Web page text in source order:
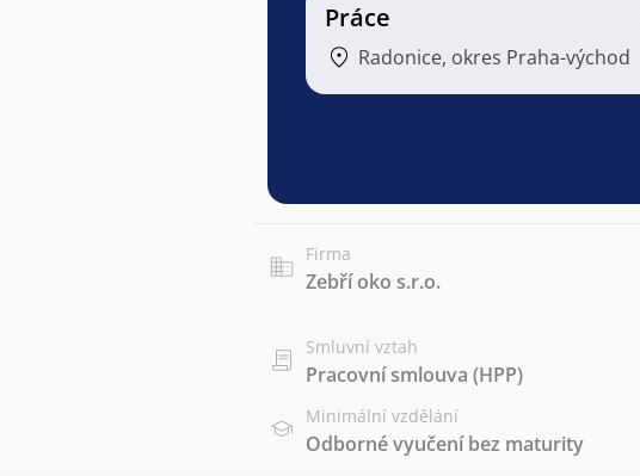
Práce
Radonice, okres Praha-východ
Firma
Zebří oko s.r.o.
Smluvní vztah
Pracovní smlouva (HPP)
Minimální vzdělání
Odborné vyučení bez maturity